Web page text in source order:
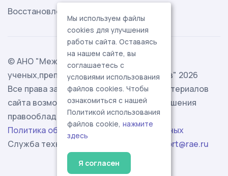
Восстановление пароля
© АНО "Международная ассоциация
ученых,преподавателей и специалистов" 2026
Все права защищены. Использование материалов
сайта возможно исключительно с разрешения
правообладателя.
Политика обработки персональных данных
Служба технической поддержки -
support@rae.ru
Мы используем файлы
cookies для улучшения
работы сайта. Оставаясь
на нашем сайте, вы
соглашаетесь с
условиями использования
файлов cookies. Чтобы
ознакомиться с нашей
Политикой использования
файлов cookie, нажмите
здесь
Я согласен